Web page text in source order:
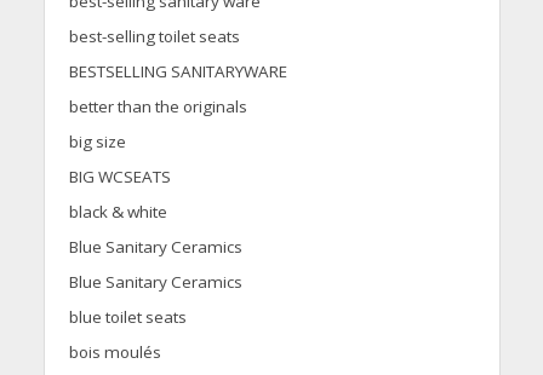
best-selling toilet seats
BESTSELLING SANITARYWARE
better than the originals
big size
BIG WCSEATS
black & white
Blue Sanitary Ceramics
Blue Sanitary Ceramics
blue toilet seats
bois moulés